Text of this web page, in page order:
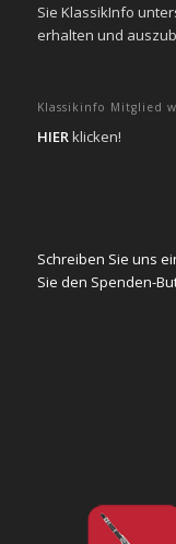
Sie KlassikInfo
erhalten und
Klassikinfo Mitglied
HIERklicken!
Schreiben Sie uns
Sie den Spenden-